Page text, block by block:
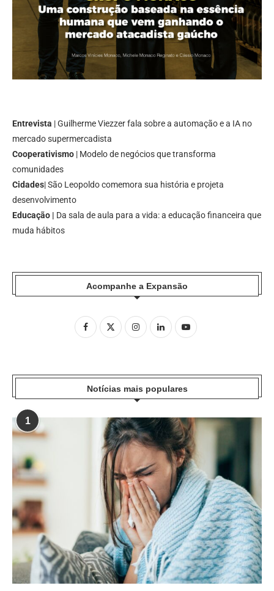
Entrevista | Guilherme Viezzer fala sobre a automação e a IA no
mercado supermercadista
Cooperativismo | Modelo de negócios que transforma
comunidades
Cidades| São Leopoldo comemora sua história e projeta
desenvolvimento
Educação | Da sala de aula para a vida: a educação financeira que
muda hábitos
Acompanhe a Expansão
Notícias mais populares
1